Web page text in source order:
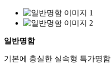
일반명함
기본에 충실한 실속형 특가명함